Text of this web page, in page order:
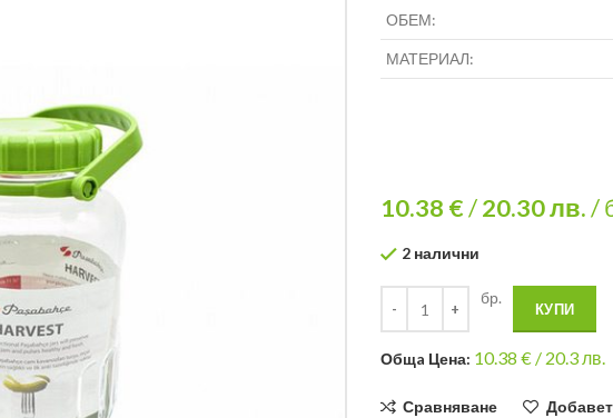
ОБЕМ:
МАТЕРИАЛ:
10.38 €/20.30лв./
2 налични
бр.
КУПИ
Общa Цена: 10.38 € / 20.3 лв.
Сравняване